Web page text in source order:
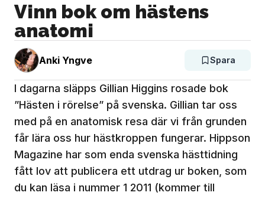
Vinn bok om hästens
anatomi
Anki Yngve Spara
I dagarna släpps Gillian Higgins rosade bok
”Hästen i rörelse” på svenska. Gillian tar oss
med på en anatomisk resa där vi från grunden
får lära oss hur hästkroppen fungerar. Hippson
Magazine har som enda svenska hästtidning
fått lov att publicera ett utdrag ur boken, som
du kan läsa i nummer 1 2011 (kommer till